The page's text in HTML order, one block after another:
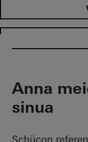
Anna
sinua
Schücon